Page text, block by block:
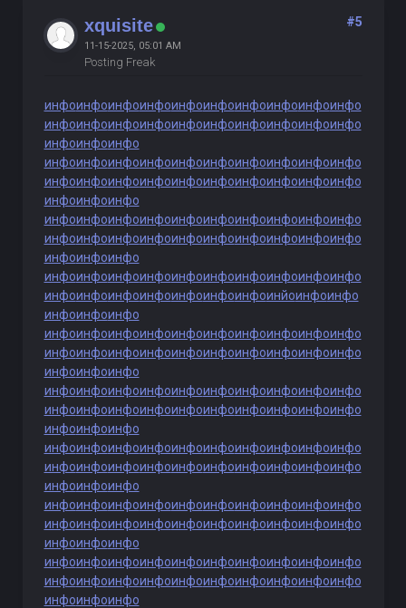
xquisite
11-15-2025, 05:01 AM
Posting Freak
#5
инфоинфоинфоинфоинфоинфоинфоинфоинфоинфо
инфоинфоинфоинфоинфоинфоинфоинфоинфоинфо
инфоинфоинфо
инфоинфоинфоинфоинфоинфоинфоинфоинфоинфо
инфоинфоинфоинфоинфоинфоинфоинфоинфоинфо
инфоинфоинфо
инфоинфоинфоинфоинфоинфоинфоинфоинфоинфо
инфоинфоинфоинфоинфоинфоинфоинфоинфоинфо
инфоинфоинфо
инфоинфоинфоинфоинфоинфоинфоинфоинфоинфо
инфоинфоинфоинфоинфоинфоинфоинйоинфоинфо
инфоинфоинфо
инфоинфоинфоинфоинфоинфоинфоинфоинфоинфо
инфоинфоинфоинфоинфоинфоинфоинфоинфоинфо
инфоинфоинфо
инфоинфоинфоинфоинфоинфоинфоинфоинфоинфо
инфоинфоинфоинфоинфоинфоинфоинфоинфоинфо
инфоинфоинфо
инфоинфоинфоинфоинфоинфоинфоинфоинфоинфо
инфоинфоинфоинфоинфоинфоинфоинфоинфоинфо
инфоинфоинфо
инфоинфоинфоинфоинфоинфоинфоинфоинфоинфо
инфоинфоинфоинфоинфоинфоинфоинфоинфоинфо
инфоинфоинфо
инфоинфоинфоинфоинфоинфоинфоинфоинфоинфо
инфоинфоинфоинфоинфоинфоинфоинфоинфоинфо
инфоинфоинфо